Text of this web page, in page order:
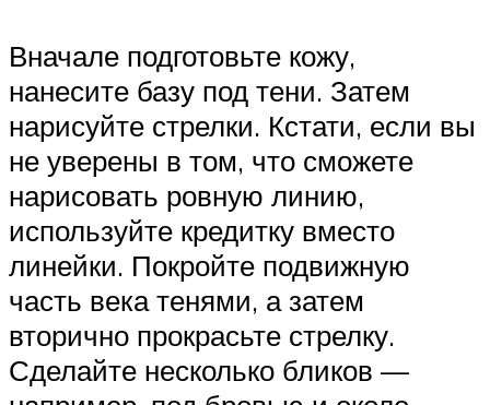
Вначале подготовьте кожу,
нанесите базу под тени. Затем
нарисуйте стрелки. Кстати, если вы
не уверены в том, что сможете
нарисовать ровную линию,
используйте кредитку вместо
линейки. Покройте подвижную
часть века тенями, а затем
вторично прокрасьте стрелку.
Сделайте несколько бликов —